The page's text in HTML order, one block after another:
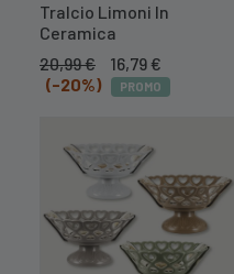
Tralcio Limoni In
Ceramica
20,99€
Il
prezzo
originale
20,99 €.
16,79€
(-20%) PROMO